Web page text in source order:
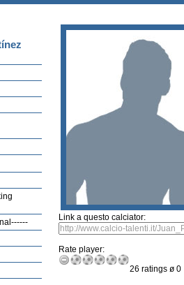
Link a questo calciator:
Rate player:
26 ratings ø 0